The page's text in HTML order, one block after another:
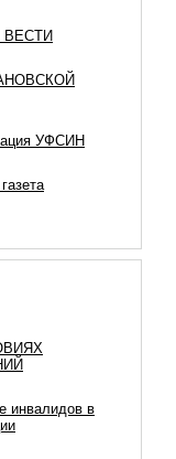
ВЕСТИ
УФСИН
инвалидов в